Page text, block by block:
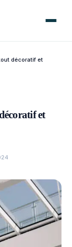
décoratif et
et